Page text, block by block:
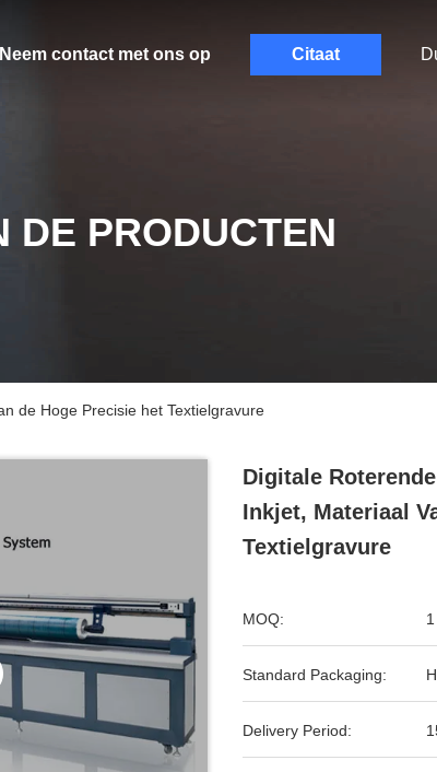
Neem contact met ons op Citaat
DE PRODUCTEN
de Hoge Precisie het Textielgravure
Digitale
Inkjet, Materiaal
Textielgravure
MOQ:
Standard Packaging:
Delivery Period: